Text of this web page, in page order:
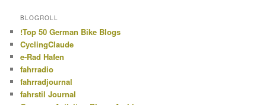
BLOGROLL
!Top 50 German Bike Blogs
CyclingClaude
e-Rad Hafen
fahrradio
fahrradjournal
fahrstil Journal